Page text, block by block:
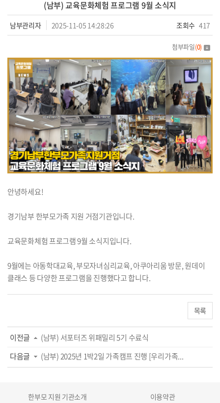
(남부) 교육문화체험 프로그램 9월 소식지
남부관리자 2025-11-05 14:28:26 조회수 417
첨부파일(0)
안녕하세요!
경기남부 한부모가족 지원 거점기관입니다.
교육문화체험 프로그램 9월 소식지입니다.
9월에는 아동학대교육, 부모자녀심리교육, 아쿠아리움 방문, 원데이
클래스 등 다양한 프로그램을 진행했다고 합니다.
목록
이전글
(남부) 서포터즈 위패밀리 5기 수료식
다음글
(남부) 2025년 1박2일 가족캠프 진행 [우리가족...
한부모 지원 기관소개 이용약관